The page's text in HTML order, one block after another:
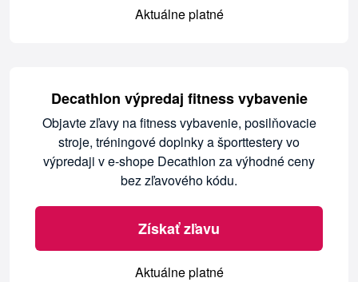
Aktuálne platné
Decathlon výpredaj fitness vybavenie
Objavte zľavy na fitness vybavenie, posilňovacie
stroje, tréningové doplnky a športtestery vo
výpredaji v e-shope Decathlon za výhodné ceny
bez zľavového kódu.
Získať zľavu
Aktuálne platné